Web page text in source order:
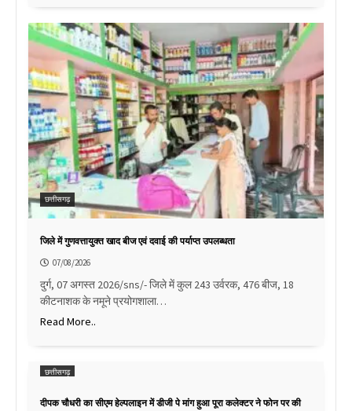
छत्तीसगढ़
जिले में गुणवत्तायुक्त खाद बीज एवं दवाई की पर्याप्त उपलब्धता
07/08/2026
दुर्ग, 07 अगस्त 2026/sns/- जिले में कुल 243 उर्वरक, 476 बीज, 18
कीटनाशक के नमूने प्रयोगशाला…
Read More..
छत्तीसगढ़
दीपक चौधरी का सीएम हेल्पलाइन में डीजी पे मांग हुआ पूरा कलेक्टर ने फोन पर की